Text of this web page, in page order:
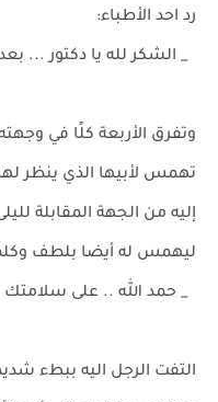
رد احد الأطباء:
_ الشكر لله يا دكتور ...
وتفرق الأربعة كلًا في
تهمس لأبيها الذي ينظر
إليه من الجهة المقابلة
ليهمس له أيضا بلطف
_ حمد الله .. على
التفت الرجل اليه ببطء